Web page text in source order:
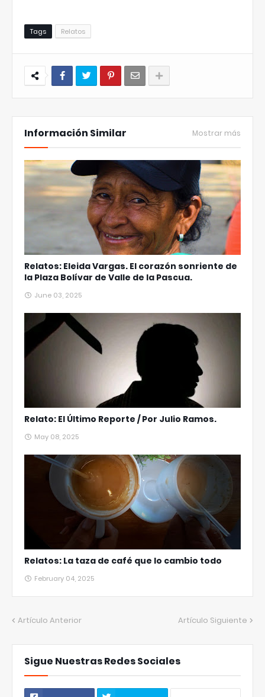
Tags Relatos
Información Similar Mostrar más
Relatos: Eleida Vargas. El corazón sonriente de
la Plaza Bolívar de Valle de la Pascua.
June 03, 2025
Relato: El Último Reporte / Por Julio Ramos.
May 08, 2025
Relatos: La taza de café que lo cambio todo
February 04, 2025
Artículo Anterior Artículo Siguiente
Sigue Nuestras Redes Sociales